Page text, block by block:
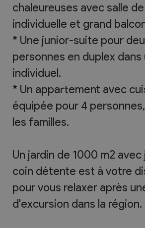
chaleureuses avec salle
individuelle et grand
* Une junior-suite pour
personnes en duplex dans
individuel.
* Un appartement avec
équipée pour 4
les familles.
Un jardin de 1000 m2
coin détente est à votre
pour vous relaxer après
d'excursion dans la région.